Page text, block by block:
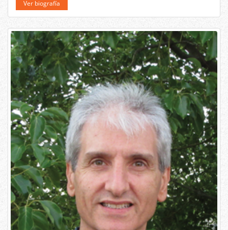
Ver biografía